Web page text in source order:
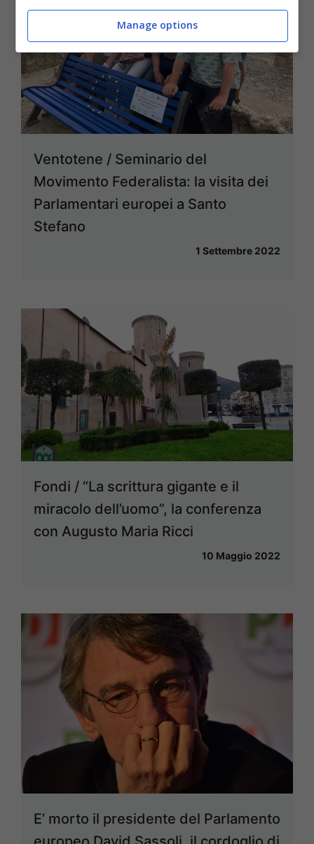
Ventotene / Seminario del
Movimento Federalista: la visita dei
Parlamentari europei a Santo
Stefano
1 Settembre 2022
Fondi / “La scrittura gigante e il
miracolo dell’uomo”, la conferenza
con Augusto Maria Ricci
10 Maggio 2022
E’ morto il presidente del Parlamento
Manage options